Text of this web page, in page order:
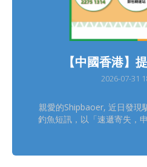
【中國香港】
2026-07-31
親愛的Shipbaoer, 近日發現
釣魚短訊，以「速遞寄失，
詢個案，具體聯絡